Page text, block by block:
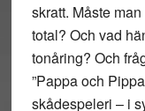
skratt. Måste
total? Och vad
tonåring? Och
”Pappa och
skådespeleri – i